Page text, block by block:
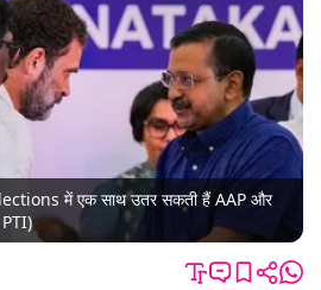
में एक साथ उतर सकती हैं AAP और